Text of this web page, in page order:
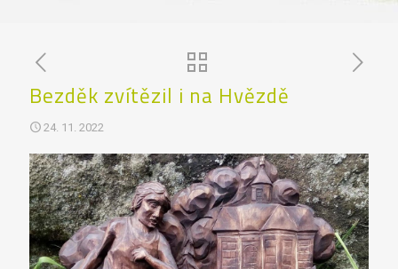
Bezděk zvítězil i na Hvězdě
24. 11. 2022